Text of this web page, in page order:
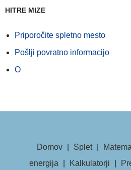
HITRE MIZE
Priporočite spletno mesto
Pošlji povratno informacijo
O
Domov Splet
energija
Kalkulatorji